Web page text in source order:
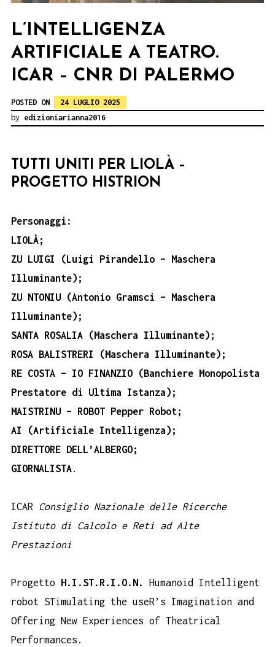
L’INTELLIGENZA
ARTIFICIALE A TEATRO.
ICAR – CNR DI PALERMO
POSTED ON
24 LUGLIO 2025
by edizioniarianna2016
TUTTI UNITI PER LIOLÀ –
PROGETTO HISTRION
Personaggi:
LIOLÀ;
ZU LUIGI (Luigi Pirandello – Maschera
Illuminante);
ZU NTONIU (Antonio Gramsci – Maschera
Illuminante);
SANTA ROSALIA (Maschera Illuminante);
ROSA BALISTRERI (Maschera Illuminante);
RE COSTA – IO FINANZIO (Banchiere Monopolista
Prestatore di Ultima Istanza);
MAISTRINU – ROBOT Pepper Robot;
AI (Artificiale Intelligenza);
DIRETTORE DELL’ALBERGO;
GIORNALISTA.
ICAR Consiglio Nazionale delle Ricerche
Istituto di Calcolo e Reti ad Alte
Prestazioni
Progetto H.I.ST.R.I.O.N.
Humanoid Intelligent
robot STimulating the useR’s Imagination and
Offering New Experiences of Theatrical
Performances.